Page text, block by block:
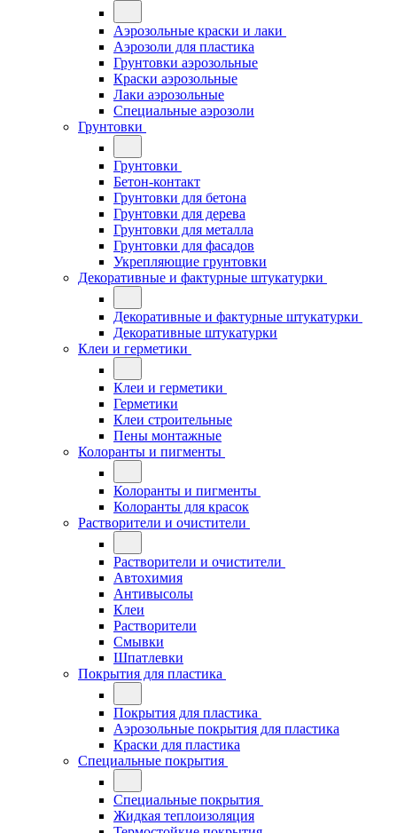
Аэрозольные краски и лаки
Аэрозоли для пластика
Грунтовки аэрозольные
Краски аэрозольные
Лаки аэрозольные
Специальные аэрозоли
Грунтовки
Грунтовки
Бетон-контакт
Грунтовки для бетона
Грунтовки для дерева
Грунтовки для металла
Грунтовки для фасадов
Укрепляющие грунтовки
Декоративные и фактурные штукатурки
Декоративные и фактурные штукатурки
Декоративные штукатурки
Клеи и герметики
Клеи и герметики
Герметики
Клеи строительные
Пены монтажные
Колоранты и пигменты
Колоранты и пигменты
Колоранты для красок
Растворители и очистители
Растворители и очистители
Автохимия
Антивысолы
Клеи
Растворители
Смывки
Шпатлевки
Покрытия для пластика
Покрытия для пластика
Аэрозольные покрытия для пластика
Краски для пластика
Специальные покрытия
Специальные покрытия
Жидкая теплоизоляция